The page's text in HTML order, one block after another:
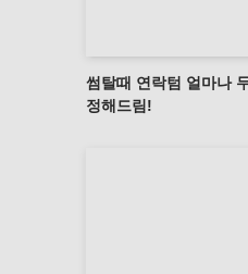
썸탈때 연락텀 얼마나
정해드림!